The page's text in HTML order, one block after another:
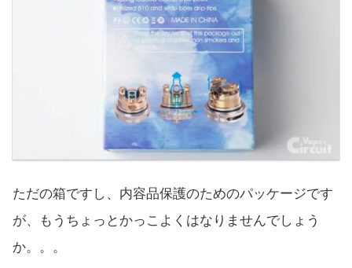
ただの箱ですし、内容品保護のためのパッケージです
が、もうちょっとかっこよくはなりませんでしょう
か。。。